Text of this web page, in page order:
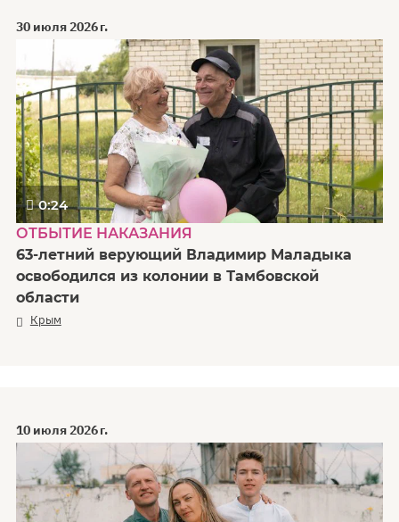
30 июля 2026 г.
0:24
ОТБЫТИЕ НАКАЗАНИЯ
63-летний верующий Владимир Маладыка
освободился из колонии в Тамбовской
области
Крым
10 июля 2026 г.